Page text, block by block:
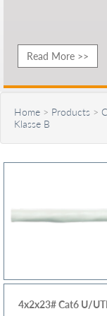
Read More >>
Home > Products >
Klasse B
4x2x23# Cat6 U/